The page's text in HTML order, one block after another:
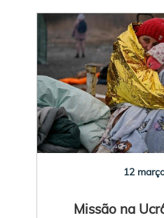
12
Missão na